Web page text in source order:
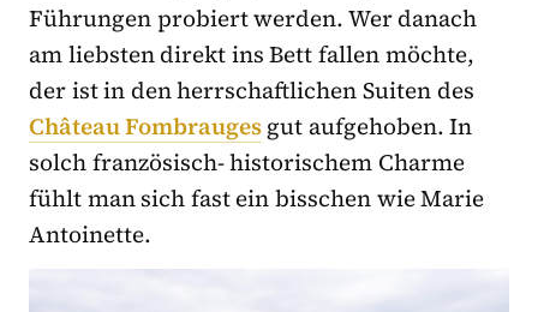
Führungen probiert werden. Wer danach
am liebsten direkt ins Bett fallen möchte,
der ist in den herrschaftlichen Suiten des
Château Fombraugesgut aufgehoben. In
solch französisch- historischem Charme
fühlt man sich fast ein bisschen wie Marie
Antoinette.